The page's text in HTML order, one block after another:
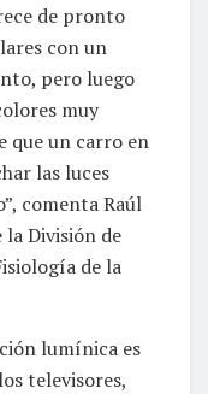
de pronto
con un
pero luego
muy
que un carro en
las luces
comenta Raúl
División de
de la
lumínica es
televisores,